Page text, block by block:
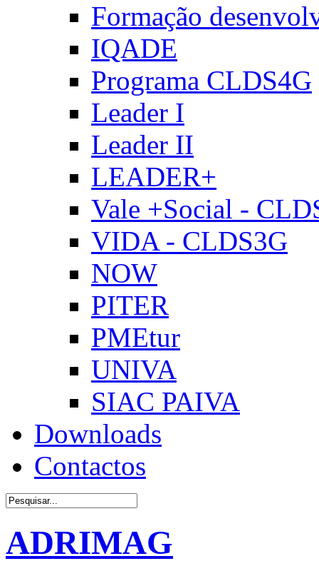
Formação
IQADE
Programa CLDS4G
Leader I
Leader II
LEADER+
Vale +Social -
VIDA - CLDS3G
NOW
PITER
PMEtur
UNIVA
SIAC PAIVA
Downloads
Contactos
ADRIMAG